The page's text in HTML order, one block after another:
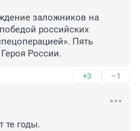
заложников на
российских
Пять
России.
+3 –1
те годы.